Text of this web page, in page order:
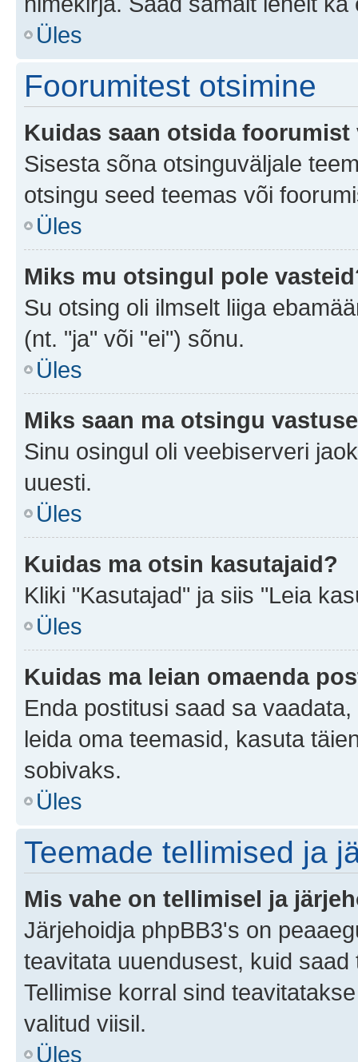
Üles
Foorumitest otsimine
Kuidas saan otsida
Sisesta sõna otsinguväljale
otsingu seed teemas või
Üles
Miks mu otsingul pole
Su otsing oli ilmselt liiga
(nt. "ja" või "ei") sõnu.
Üles
Miks saan ma otsingu
Sinu osingul oli veebiserveri
uuesti.
Üles
Kuidas ma otsin kasutajaid?
Kliki "Kasutajad" ja siis "Leia
Üles
Kuidas ma leian omaenda
Enda postitusi saad sa
leida oma teemasid, kasuta
sobivaks.
Üles
Teemade tellimised ja
Mis vahe on tellimisel ja
Järjehoidja phpBB3's on
teavitata uuendusest, kuid
Tellimise korral sind
valitud viisil.
Üles